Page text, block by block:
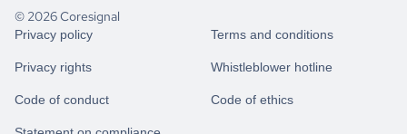
© 2026 Coresignal
Privacy policy Terms and conditions
Privacy rights Whistleblower hotline
Code of conduct Code of ethics